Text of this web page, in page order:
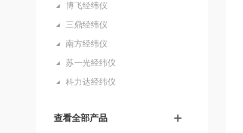
博飞经纬仪
三鼎经纬仪
南方经纬仪
苏一光经纬仪
科力达经纬仪
查看全部产品